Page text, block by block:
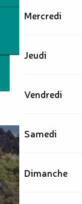
Mercredi
Jeudi
Vendredi
Samedi
Dimanche